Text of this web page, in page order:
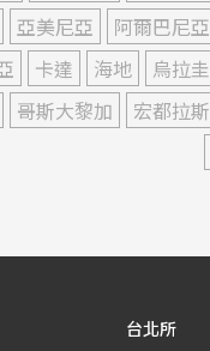
亞美尼亞 阿爾巴尼亞
卡達 海地 烏拉圭
哥斯大黎加 宏都拉斯
台北所